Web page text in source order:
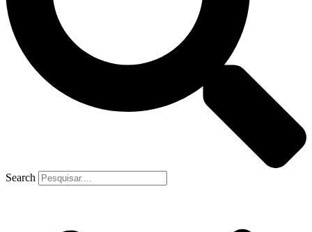
Search